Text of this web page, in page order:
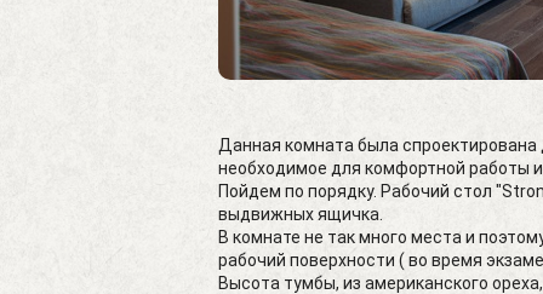
Данная комната была
необходимое для комфортной работы
Пойдем по порядку. Рабочий стол
выдвижных ящичка.
В комнате не так много места и
рабочий поверхности ( во время
Высота тумбы, из американского